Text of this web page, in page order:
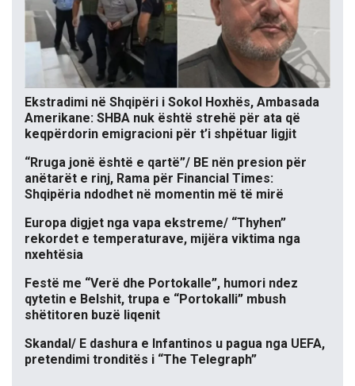
Ekstradimi në Shqipëri i Sokol Hoxhës, Ambasada
Amerikane: SHBA nuk është strehë për ata që
keqpërdorin emigracioni për t’i shpëtuar ligjit
“Rruga jonë është e qartë”/ BE nën presion për
anëtarët e rinj, Rama për Financial Times:
Shqipëria ndodhet në momentin më të mirë
Europa digjet nga vapa ekstreme/ “Thyhen”
rekordet e temperaturave, mijëra viktima nga
nxehtësia
Festë me “Verë dhe Portokalle”, humori ndez
qytetin e Belshit, trupa e “Portokalli” mbush
shëtitoren buzë liqenit
Skandal/ E dashura e Infantinos u pagua nga UEFA,
pretendimi tronditës i “The Telegraph”